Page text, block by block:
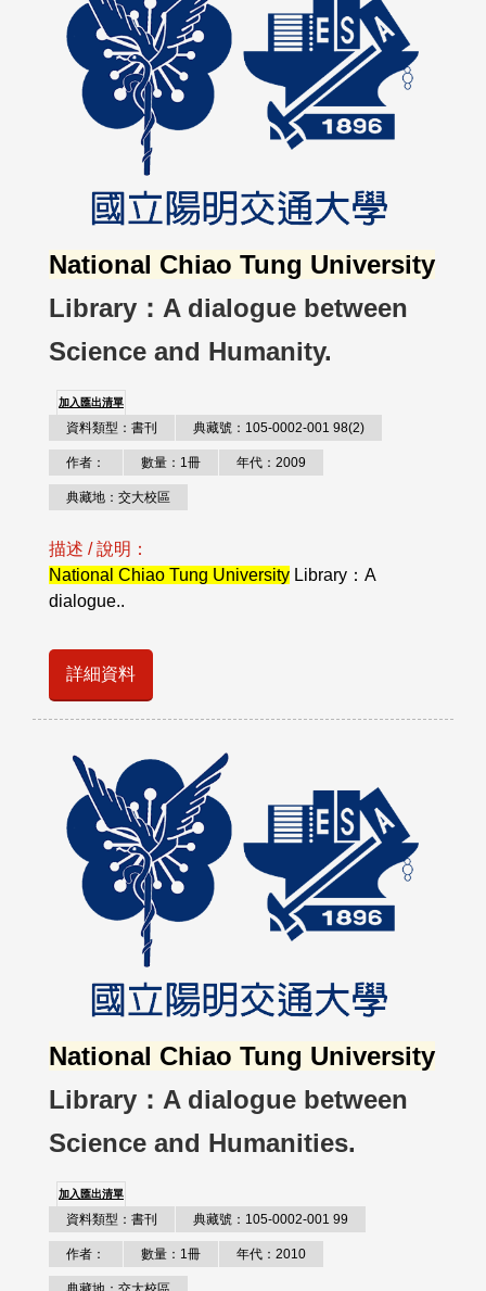
National Chiao Tung University
Library：A dialogue between
Science and Humanity.
加入匯出清單
資料類型：書刊 典藏號：105-0002-001 98(2)
作者： 數量：1冊 年代：2009
典藏地：交大校區
描述 / 說明：
National Chiao Tung University Library：A
dialogue..
詳細資料
National Chiao Tung University
Library：A dialogue between
Science and Humanities.
加入匯出清單
資料類型：書刊 典藏號：105-0002-001 99
作者： 數量：1冊 年代：2010